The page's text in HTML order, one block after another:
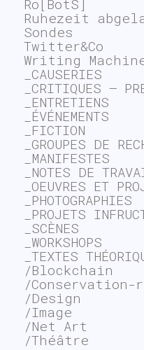
Ro[BotS]
Ruhezeit
Sondes
Twitter&Co
Writing
_CAUSERIES
_CRITIQUES –
_ENTRETIENS
_ÉVÉNEMENTS
_FICTION
_GROUPES DE
_MANIFESTES
_NOTES DE
_OEUVRES ET
_PHOTOGRAPHIES
_PROJETS
_SCÈNES
_WORKSHOPS
_TEXTES
/Blockchain
/
/Design
/Image
/Net Art
/Théâtre